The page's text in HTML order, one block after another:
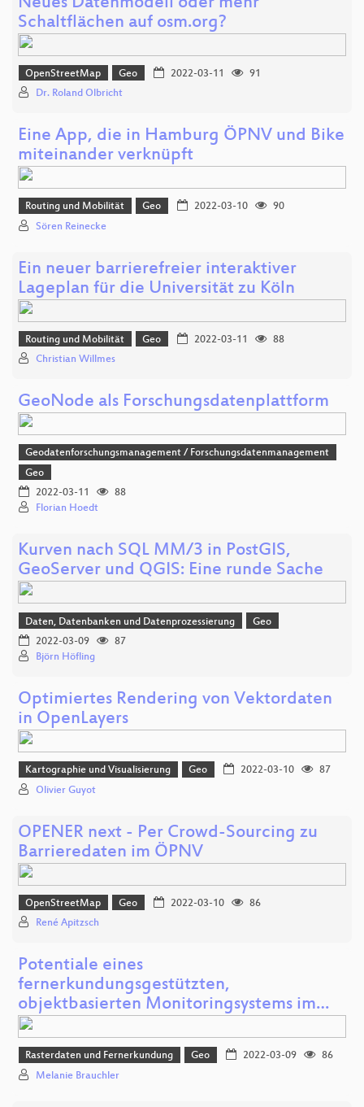
Schaltflächen auf osm.org?
OpenStreetMap Geo 2022-03-11
91
Dr. Roland Olbricht
Eine App, die in Hamburg ÖPNV und Bike
miteinander verknüpft
Routing und Mobilität Geo 2022-03-10
90
Sören Reinecke
Ein neuer barrierefreier interaktiver
Lageplan für die Universität zu Köln
Routing und Mobilität Geo 2022-03-11
88
Christian Willmes
GeoNode als Forschungsdatenplattform
Geodatenforschungsmanagement / Forschungsdatenmanagement
Geo
2022-03-11
88
Florian Hoedt
Kurven nach SQL MM/3 in PostGIS,
GeoServer und QGIS: Eine runde Sache
Daten, Datenbanken und Datenprozessierung
Geo
2022-03-09
87
Björn Höfling
Optimiertes Rendering von Vektordaten
in OpenLayers
Kartographie und Visualisierung Geo 2022-03-10
87
Olivier Guyot
OPENER next - Per Crowd-Sourcing zu
Barrieredaten im ÖPNV
OpenStreetMap Geo 2022-03-10
86
René Apitzsch
Potentiale eines
fernerkundungsgestützten,
objektbasierten Monitoringsystems im…
Rasterdaten und Fernerkundung Geo 2022-03-09
86
Melanie Brauchler